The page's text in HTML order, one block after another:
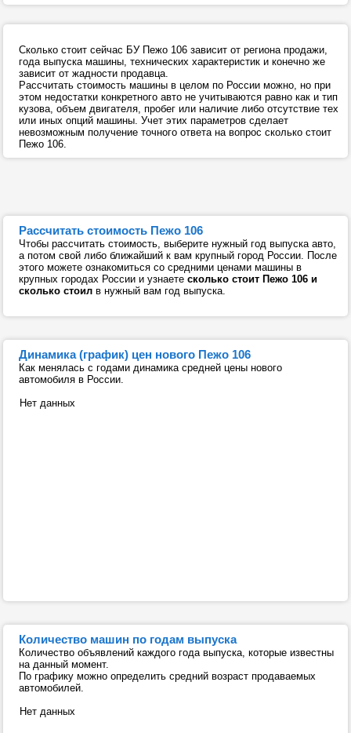
Сколько стоит сейчас БУ Пежо 106 зависит от региона продажи,
года выпуска машины, технических характеристик и конечно же
зависит от жадности продавца.
Рассчитать стоимость машины в целом по России можно, но при
этом недостатки конкретного авто не учитываются равно как и тип
кузова, объем двигателя, пробег или наличие либо отсутствие тех
или иных опций машины. Учет этих параметров сделает
невозможным получение точного ответа на вопрос сколько стоит
Пежо 106.
Рассчитать стоимость Пежо 106
Чтобы рассчитать стоимость, выберите нужный год выпуска авто,
а потом свой либо ближайший к вам крупный город России. После
этого можете ознакомиться со средними ценами машины в
крупных городах России и узнаете сколько стоит Пежо 106 и
сколько стоил в нужный вам год выпуска.
Динамика (график) цен нового Пежо 106
Как менялась с годами динамика средней цены нового
автомобиля в России.
Нет данных
Количество машин по годам выпуска
Количество объявлений каждого года выпуска, которые известны
на данный момент.
По графику можно определить средний возраст продаваемых
автомобилей.
Нет данных